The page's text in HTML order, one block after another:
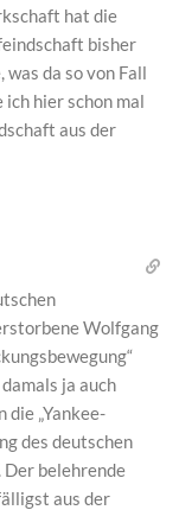
hat die
bisher
da so von Fall
hier schon mal
aus der
Wolfgang
ja auch
die „Yankee-
des deutschen
Der belehrende
aus der